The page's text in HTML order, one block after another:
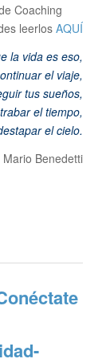
Coaching
leerlosAQUÍ
la vida es eso,
el viaje,
tus sueños,
el tiempo,
el cielo.
Mario Benedetti